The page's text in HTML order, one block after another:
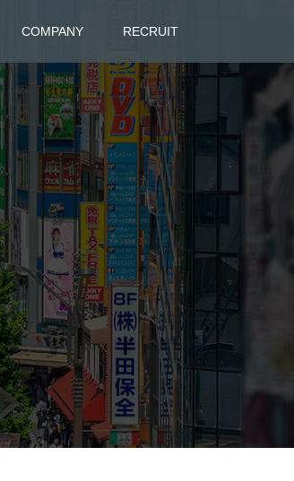
COMPANY RECRUIT